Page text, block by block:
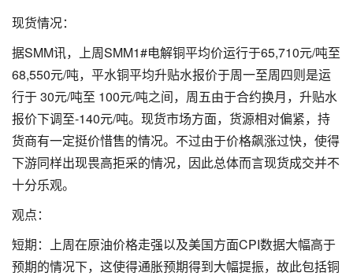
现货情况：
据SMM讯，上周SMM1#电解铜平均价运行于65,710元/吨至
68,550元/吨，平水铜平均升贴水报价于周一至周四则是运
行于 30元/吨至 100元/吨之间，周五由于合约换月，升贴水
报价下调至-140元/吨。现货市场方面，货源相对偏紧，持
货商有一定挺价惜售的情况。不过由于价格飙涨过快，使得
下游同样出现畏高拒采的情况，因此总体而言现货成交并不
十分乐观。
观点：
短期：上周在原油价格走强以及美国方面CPI数据大幅高于
预期的情况下，这使得通胀预期得到大幅提振，故此包括铜